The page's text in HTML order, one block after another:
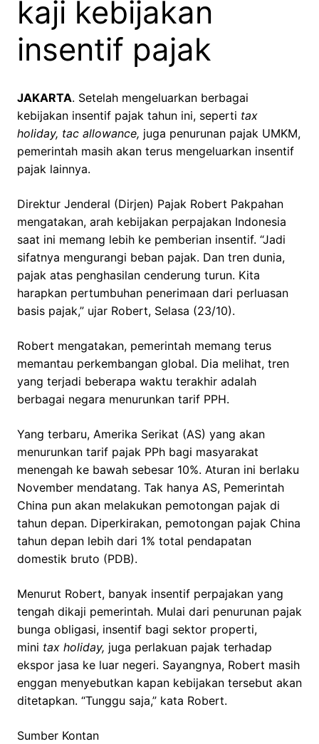
kaji kebijakan
insentif pajak
JAKARTA. Setelah mengeluarkan berbagai
kebijakan insentif pajak tahun ini, seperti tax
holiday, tac allowance, juga penurunan pajak UMKM,
pemerintah masih akan terus mengeluarkan insentif
pajak lainnya.
Direktur Jenderal (Dirjen) Pajak Robert Pakpahan
mengatakan, arah kebijakan perpajakan Indonesia
saat ini memang lebih ke pemberian insentif. “Jadi
sifatnya mengurangi beban pajak. Dan tren dunia,
pajak atas penghasilan cenderung turun. Kita
harapkan pertumbuhan penerimaan dari perluasan
basis pajak,” ujar Robert, Selasa (23/10).
Robert mengatakan, pemerintah memang terus
memantau perkembangan global. Dia melihat, tren
yang terjadi beberapa waktu terakhir adalah
berbagai negara menurunkan tarif PPH.
Yang terbaru, Amerika Serikat (AS) yang akan
menurunkan tarif pajak PPh bagi masyarakat
menengah ke bawah sebesar 10%. Aturan ini berlaku
November mendatang. Tak hanya AS, Pemerintah
China pun akan melakukan pemotongan pajak di
tahun depan. Diperkirakan, pemotongan pajak China
tahun depan lebih dari 1% total pendapatan
domestik bruto (PDB).
Menurut Robert, banyak insentif perpajakan yang
tengah dikaji pemerintah. Mulai dari penurunan pajak
bunga obligasi, insentif bagi sektor properti,
mini tax holiday, juga perlakuan pajak terhadap
ekspor jasa ke luar negeri. Sayangnya, Robert masih
enggan menyebutkan kapan kebijakan tersebut akan
ditetapkan. “Tunggu saja,” kata Robert.
Sumber Kontan